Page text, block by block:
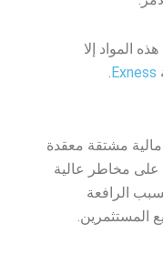
المواد إلا
Exness
.
مشتقة معقدة
على مخاطر عالية
الرافعة
المستثمرين.